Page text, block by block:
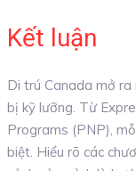
Kết luận
Di trú Canada mở ra
bị kỹ lưỡng. Từ
Programs (PNP),
biệt. Hiểu rõ các